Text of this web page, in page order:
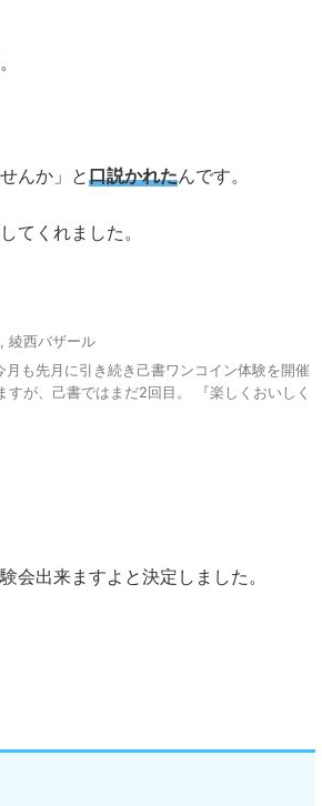
んか」と口説かれたんです。
てくれました。
綾西バザール
も先月に引き続き己書ワンコイン体験を開催
が、己書ではまだ2回目。 『楽しくおいしく
会出来ますよと決定しました。